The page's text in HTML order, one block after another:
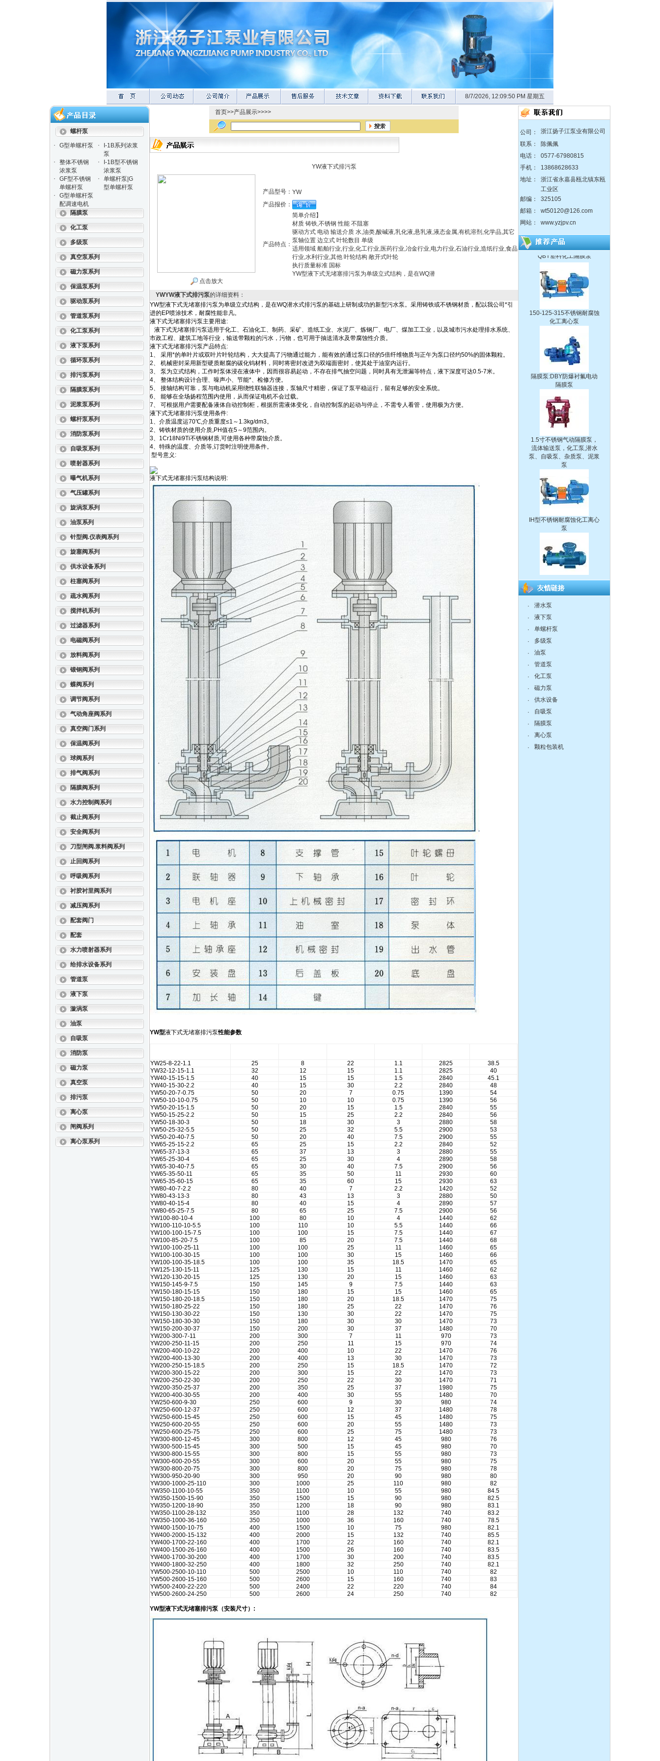
8/7/2026, 12:09:52 PM 星期五
螺杆泵
·
G型单螺杆泵 ·
I-1B系列浓浆
泵
·
整体不锈钢
浓浆泵
·
I-1B型不锈钢
浓浆泵
·
GF型不锈钢
单螺杆泵
·
单螺杆泵|G
型单螺杆泵
·
G型单螺杆泵
配调速电机
隔膜泵
化工泵
多级泵
真空泵系列
磁力泵系列
保温泵系列
驱动泵系列
管道泵系列
化工泵系列
液下泵系列
循环泵系列
排污泵系列
隔膜泵系列
泥浆泵系列
螺杆泵系列
消防泵系列
自吸泵系列
喷射器系列
曝气机系列
气压罐系列
旋涡泵系列
油泵系列
针型阀.仪表阀系列
旋塞阀系列
供水设备系列
柱塞阀系列
疏水阀系列
搅拌机系列
过滤器系列
电磁阀系列
放料阀系列
锻钢阀系列
蝶阀系列
调节阀系列
气动角座阀系列
真空阀门系列
保温阀系列
球阀系列
排气阀系列
隔膜阀系列
水力控制阀系列
截止阀系列
安全阀系列
刀型闸阀.浆料阀系列
止回阀系列
呼吸阀系列
衬胶衬里阀系列
减压阀系列
配套阀门
配套
水力喷射器系列
给排水设备系列
管道泵
液下泵
漩涡泵
油泵
自吸泵
消防泵
磁力泵
真空泵
排污泵
离心泵
闸阀系列
离心泵系列
首页>>产品展示>>>>
YW液下式排污泵
点击放大
产品型号： YW
产品报价：
产品特点：
简单介绍】
材质 铸铁,不锈钢 性能 不阻塞
驱动方式 电动 输送介质 水,油类,酸碱液,乳化液,悬乳液,液态金属,有机溶剂,化学品,其它
泵轴位置 边立式 叶轮数目 单级
适用领域 船舶行业,行业,化工行业,医药行业,冶金行业,电力行业,石油行业,造纸行业,食品
行业,水利行业,其他 叶轮结构 敞开式叶轮
执行质量标准 国标
YW型液下式无堵塞排污泵为单级立式结构，是在WQ潜
YWYW液下式排污泵的详细资料：
YW型液下式无堵塞排污泵为单级立式结构，是在WQ潜水式排污泵的基础上研制成功的新型污水泵。采用铸铁或不锈钢材质，配以我公司*引
进的 EP喷涂技术，耐腐性能非凡。
液下式无堵塞排污泵主要用途:
液下式无堵塞排污泵适用于化工、石油化工、制药、采矿、造纸工业、水泥厂、炼钢厂、电厂、煤加工工业，以及城市污水处理排水系统、
市政工程、建筑工地等行业，输送带颗粒的污水，污物，也可用于抽送清水及带腐蚀性介质。
液下式无堵塞排污泵产品特点:
1、 采用*的单叶片或双叶片叶轮结构，大大提高了污物通过能力，能有效的通过泵口径的5倍纤维物质与正午为泵口径约50%的固体颗粒。
2、
机械密封采用新型硬质耐腐的碳化钨材料，同时将密封改进为双端面密封，使其处于油室内运行。
3、 泵为立式结构，工作时泵体浸在液体中，因而很容易起动，不存在排气抽空问题，同时具有无泄漏等特点，液下深度可达0.5-7米。
4、
整体结构设计合理、噪声小、节能*、检修方便。
5、
接轴结构可靠，泵与电动机采用绕性联轴器连接，泵轴尺寸精密，保证了泵平稳运行，留有足够的安全系统。
6、
能够在全场扬程范围内使用，从而保证电机不会过载。
7、
可根据用户需要配备液体自动控制柜，根据所需液体变化，自动控制泵的起动与停止，不需专人看管，使用极为方便。
液下式无堵塞排污泵使用条件:
1、介质温度运70℃,介质重度≤1 ～ 1.3kg/dm3。
2、铸铁材质的使用介质,PH值在5～9范围内。
3、 1Cr18Ni9Ti不锈钢材质,可使用各种带腐蚀介质。
4、特殊的温度、介质等,订货时注明使用条件。
型号意义:
液下式无堵塞排污泵结构说明:
YW型液下式无堵塞排污泵性能参数
YW25-8-22-1.1
25 8 22 1.1 2825
38.5
YW32-12-15-1.1
32 12 15 1.1 2825
40
YW40-15-15-1.5
40 15 15 1.5 2840
45.1
YW40-15-30-2.2
40 15 30 2.2 2840
48
YW50-20-7-0.75
50 20 7 0.75 1390
54
YW50-10-10-0.75
50 10 10 0.75 1390
56
YW50-20-15-1.5
50 20 15 1.5 2840
55
YW50-15-25-2.2
50 15 25 2.2 2840
56
YW50-18-30-3
50 18 30 3 2880
58
YW50-25-32-5.5
50 25 32 5.5 2900
53
YW50-20-40-7.5
50 20 40 7.5 2900
55
YW65-25-15-2.2
65 25 15 2.2 2840
52
YW65-37-13-3
65 37 13 3 2880
55
YW65-25-30-4
65 25 30 4 2890
58
YW65-30-40-7.5
65 30 40 7.5 2900
56
YW65-35-50-11
65 35 50 11 2930
60
YW65-35-60-15
65 35 60 15 2930
63
YW80-40-7-2.2
80 40 7 2.2 1420
52
YW80-43-13-3
80 43 13 3 2880
50
YW80-40-15-4
80 40 15 4 2890
57
YW80-65-25-7.5
80 65 25 7.5 2900
56
YW100-80-10-4
100 80 10 4 1440
62
YW100-110-10-5.5
100 110 10 5.5 1440
66
YW100-100-15-7.5
100 100 15 7.5 1440
67
YW100-85-20-7.5
100 85 20 7.5 1440
68
YW100-100-25-11
100 100 25 11 1460
65
YW100-100-30-15
100 100 30 15 1460
66
YW100-100-35-18.5
100 100 35 18.5 1470
65
YW125-130-15-11
125 130 15 11 1460
62
YW120-130-20-15
125 130 20 15 1460
63
YW150-145-9-7.5
150 145 9 7.5 1440
63
YW150-180-15-15
150 180 15 15 1460
65
YW150-180-20-18.5
150 180 20 18.5 1470
75
YW150-180-25-22
150 180 25 22 1470
76
YW150-130-30-22
150 130 30 22 1470
75
YW150-180-30-30
150 180 30 30 1470
73
YW150-200-30-37
150 200 30 37 1480
70
YW200-300-7-11
200 300 7 11 970
73
YW200-250-11-15
200 250 11 15 970
74
YW200-400-10-22
200 400 10 22 1470
76
YW200-400-13-30
200 400 13 30 1470
73
YW200-250-15-18.5
200 250 15 18.5 1470
72
YW200-300-15-22
200 300 15 22 1470
73
YW200-250-22-30
200 250 22 30 1470
71
YW200-350-25-37
200 350 25 37 1980
75
YW200-400-30-55
200 400 30 55 1480
70
YW250-600-9-30
250 600 9 30 980
74
YW250-600-12-37
250 600 12 37 1480
78
YW250-600-15-45
250 600 15 45 1480
75
YW250-600-20-55
250 600 20 55 1480
73
YW250-600-25-75
250 600 25 75 1480
73
YW300-800-12-45
300 800 12 45 980
76
YW300-500-15-45
300 500 15 45 980
70
YW300-800-15-55
300 800 15 55 980
73
YW300-600-20-55
300 600 20 55 980
75
YW300-800-20-75
300 800 20 75 980
78
YW300-950-20-90
300 950 20 90 980
80
YW300-1000-25-110
300 1000 25 110 980
82
YW350-1100-10-55
350 1100 10 55 980
84.5
YW350-1500-15-90
350 1500 15 90 980
82.5
YW350-1200-18-90
350 1200 18 90 980
83.1
YW350-1100-28-132
350 1100 28 132 740
83.2
YW350-1000-36-160
350 1000 36 160 740
78.5
YW400-1500-10-75
400 1500 10 75 980
82.1
YW400-2000-15-132
400 2000 15 132 740
85.5
YW400-1700-22-160
400 1700 22 160 740
82.1
YW400-1500-26-160
400 1500 26 160 740
83.5
YW400-1700-30-200
400 1700 30 200 740
83.5
YW400-1800-32-250
400 1800 32 250 740
82.1
YW500-2500-10-110
500 2500 10 110 740
82
YW500-2600-15-160
500 2600 15 160 740
83
YW500-2400-22-220
500 2400 22 220 740
84
YW500-2600-24-250
500 2600 24 250 740 82
YW型液下式无堵塞排污泵（安装尺寸）:
公司：
浙江扬子江泵业有限公司
联系：
陈佩佩
电话：
0577-67980815
手机：
13868628633
地址：
浙江省永嘉县瓯北镇东瓯
工业区
邮编：
325105
邮箱：
wt50120@126.com
网站：
www.yzjpv.cn
zX防爆无堵塞自吸泵
DBY304不锈钢电动隔膜泵
150-125-315不锈钢耐腐蚀
化工离心泵
隔膜泵:DBY防爆衬氟电动
隔膜泵
1.5寸不锈钢气动隔膜泵，
流体输送泵，化工泵,潜水
泵
IH型不锈钢耐腐蚀化工离心
泵
CQ系列耐腐蚀化工磁力泵
离心泵:ISG系列单级单吸立
式管道离心泵
液下泵,耐腐蚀液下泵
zX防爆无堵塞自吸泵
·
潜水泵
·
液下泵
·
单螺杆泵
·
多级泵
·
油泵
·
管道泵
·
化工泵
·
磁力泵
·
供水设备
·
自吸泵
·
隔膜泵
·
离心泵
·
颗粒包装机